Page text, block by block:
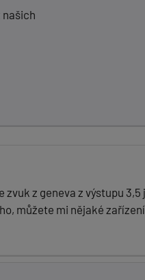
našich
z geneva z výstupu
můžete mi nějaké